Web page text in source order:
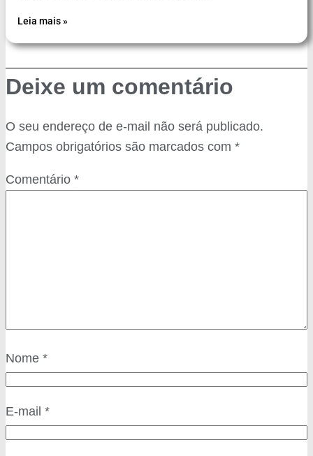
Leia mais »
Deixe um comentário
O seu endereço de e-mail não será publicado.
Campos obrigatórios são marcados com *
Comentário *
Nome *
E-mail *